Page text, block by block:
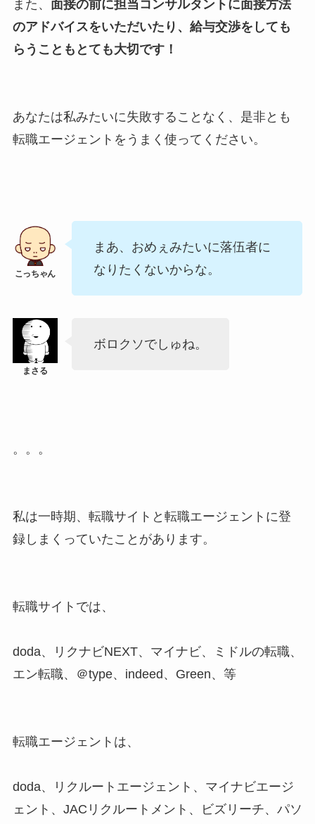
また、 面接の前に担当コンサルタントに面接方法
のアドバイスをいただいたり、給与交渉をしても
らうこともとても大切です！
あなたは私みたいに失敗することなく、是非とも
転職エージェントをうまく使ってください。
まあ、おめぇみたいに落伍者に
なりたくないからな。
ボロクソでしゅね。
。。。
私は一時期、転職サイトと転職エージェントに登
録しまくっていたことがあります。
転職サイトでは、
doda、リクナビNEXT、マイナビ、ミドルの転職、
エン転職、＠type、indeed、Green、等
転職エージェントは、
doda、リクルートエージェント、マイナビエージ
ェント、JACリクルートメント、ビズリーチ、パソ